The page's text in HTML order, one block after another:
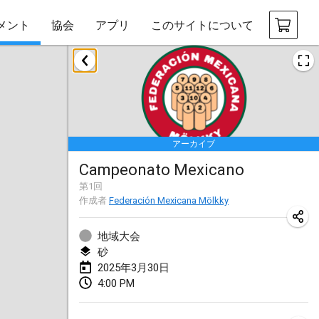
ント 協会 アプリ このサイトについて
アーカイブ
Campeonato Mexicano
第1 回
作成者 Federación Mexicana Mölkky
地域大会
砂
2025年3月30日
4:00 PM
2025年1月
Tournoi Mixte ASPTTOM
2025年1月18日 |フランス
Indoor Polish Open 2025 - Singles
2025年1月18日 |ポーランド
Tournoi de St Max
2025年1月19日|フランス
2025年1月19日
Tournoi de Mölkky - Lesfous Dubâtonvaigeois